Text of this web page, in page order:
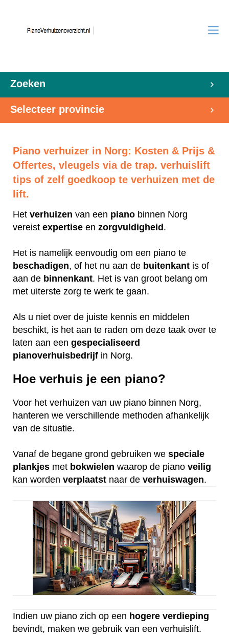
Zoeken
Selecteer provincie
Piano verhuizer in Norg: Kosten & Prijs &
Offertes, vleugels via de trap. verhuislift
tips of zelf goedkoop te verhuizen met de
lift.
Het verhuizen van een piano binnen Norg
vereist expertise en zorgvuldigheid.
Het is namelijk eenvoudig om een piano te
beschadigen, of het nu aan de buitenkant is of
aan de binnenkant. Het is van groot belang om
met uiterste zorg te werk te gaan.
Als u niet over de juiste kennis en middelen
beschikt, is het aan te raden om deze taak over te
laten aan een gespecialiseerd
pianoverhuisbedrijf in Norg.
Hoe verhuis je een piano?
Voor het verhuizen van uw piano binnen Norg,
hanteren we verschillende methoden afhankelijk
van de situatie.
Vanaf de begane grond gebruiken we speciale
plankjes met bokwielen waarop de piano veilig
kan worden verplaatst naar de verhuiswagen.
Indien uw piano zich op een hogere verdieping
bevindt, maken we gebruik van een verhuislift.